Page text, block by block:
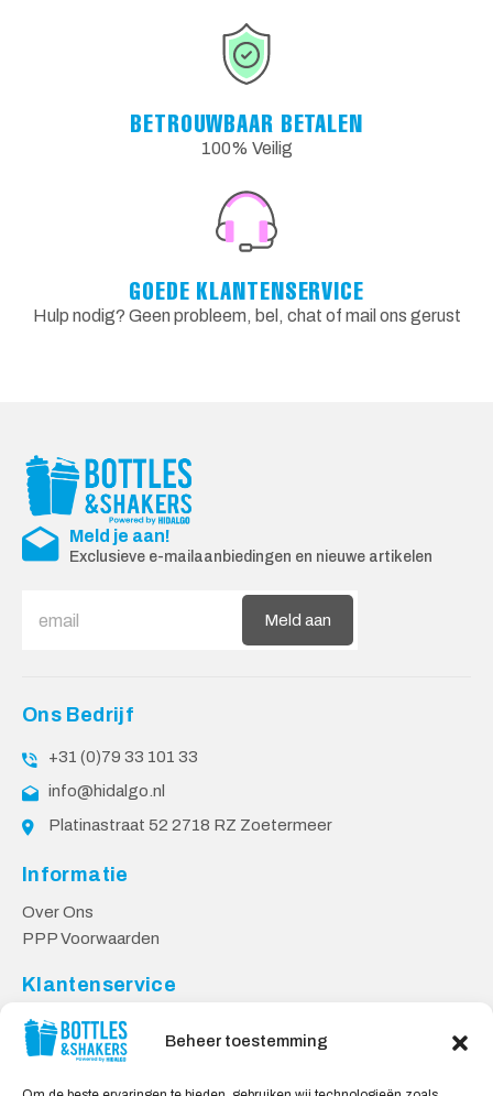
Beheer toestemming
BETROUWBAAR BETALEN
100% Veilig
GOEDE KLANTENSERVICE
Hulp nodig? Geen probleem, bel, chat of mail ons gerust
Meld je aan!
Exclusieve e-mailaanbiedingen en nieuwe artikelen
Meld aan
Ons Bedrijf
+31 (0)79 33 101 33
info@hidalgo.nl
Platinastraat 52 2718 RZ Zoetermeer
Informatie
Over Ons
PPP Voorwaarden
Klantenservice
Contact
Levering & Retourneren